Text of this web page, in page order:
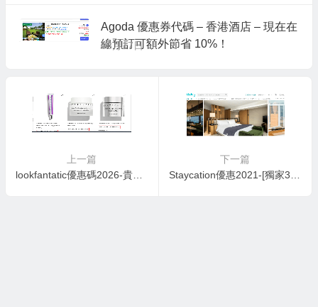
Agoda 優惠券代碼 – 香港酒店 – 現在在
線預訂可額外節省 10%！
08月17日
上一篇
lookfantatic優惠碼2026-貴婦最愛！Chantecaille快閃75折，人氣好用面膜+化妝品推介！
下一篇